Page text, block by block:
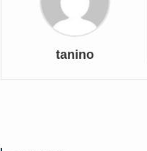
tanino